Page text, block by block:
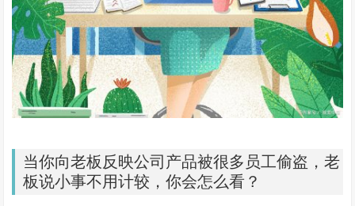
当你向老板反映公司产品被很多员工偷盗，老
板说小事不用计较，你会怎么看？